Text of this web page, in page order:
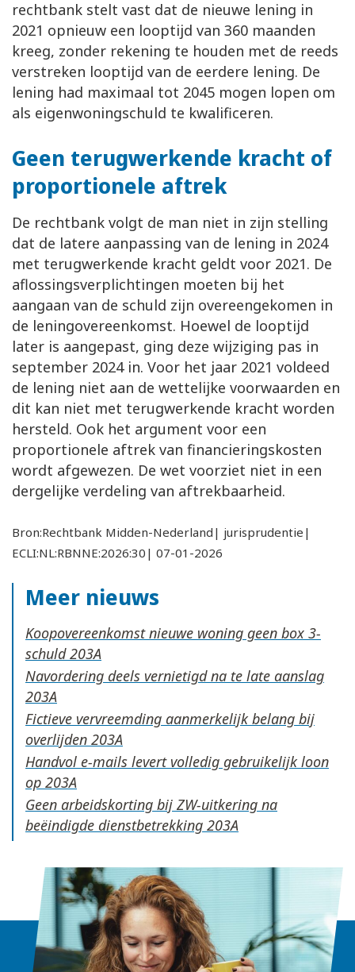
rechtbank stelt vast dat de nieuwe lening in
2021 opnieuw een looptijd van 360 maanden
kreeg, zonder rekening te houden met de reeds
verstreken looptijd van de eerdere lening. De
lening had maximaal tot 2045 mogen lopen om
als eigenwoningschuld te kwalificeren.
Geen terugwerkende kracht of
proportionele aftrek
De rechtbank volgt de man niet in zijn stelling
dat de latere aanpassing van de lening in 2024
met terugwerkende kracht geldt voor 2021. De
aflossingsverplichtingen moeten bij het
aangaan van de schuld zijn overeengekomen in
de leningovereenkomst. Hoewel de looptijd
later is aangepast, ging deze wijziging pas in
september 2024 in. Voor het jaar 2021 voldeed
de lening niet aan de wettelijke voorwaarden en
dit kan niet met terugwerkende kracht worden
hersteld. Ook het argument voor een
proportionele aftrek van financieringskosten
wordt afgewezen. De wet voorziet niet in een
dergelijke verdeling van aftrekbaarheid.
Bron:Rechtbank Midden-Nederland| jurisprudentie|
ECLI:NL:RBNNE:2026:30| 07-01-2026
Meer nieuws
Koopovereenkomst nieuwe woning geen box 3-
schuld
Navordering deels vernietigd na te late aanslag
Fictieve vervreemding aanmerkelijk belang bij
overlijden
Handvol e-mails levert volledig gebruikelijk loon
op
Geen arbeidskorting bij ZW-uitkering na
beëindigde dienstbetrekking